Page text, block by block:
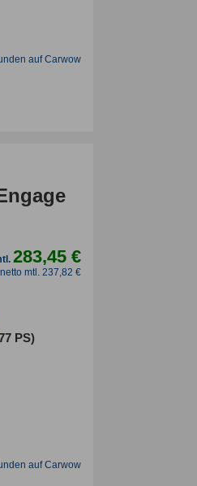
auf Carwow
283,45 €
netto mtl. 237,82 €
PS)
auf Carwow